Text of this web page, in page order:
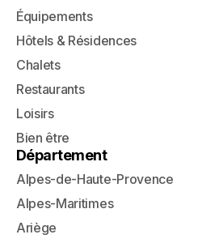
Équipements
Hôtels & Résidences
Chalets
Restaurants
Loisirs
Bien être
Département
Alpes-de-Haute-Provence
Alpes-Maritimes
Ariège